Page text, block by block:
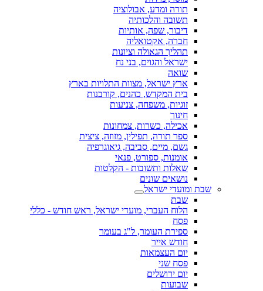
תורה ומדע, אבולוציה
תשובה והלכותיה
דיבור, שפה, אותיות
חברה, אקטואליה
תהליך הגאולה וציונות
ישראל והגוים, בני נח
שואה
ארץ ישראל, מצוות התלויות בארץ
בית המקדש, כהנים, קורבנות
זוגיות, משפחה, צניעות
חינוך
אכילה, כשרות, צמחונות
ספר תורה, תפילין, מזוזה, ציצית
גשם, מיים, סביבה, גיאוגרפיה
אומנות, ספורט, פנאי
שאלות ותשובות - הקלטות
נושאים שונים
שבת ומועדי ישראל
שבת
הלוח העברי, מועדי ישראל, ראש חודש - כללי
פסח
ספירת העומר, ל"ג בעומר
חודש אייר
יום העצמאות
פסח שני
יום ירושלים
שבועות